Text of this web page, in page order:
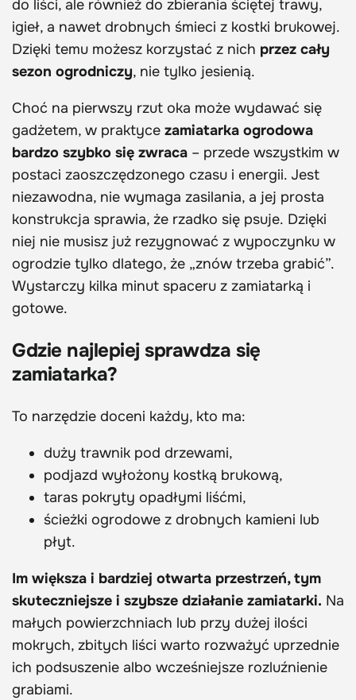
do liści, ale również do zbierania ściętej trawy,
igieł, a nawet drobnych śmieci z kostki brukowej.
Dzięki temu możesz korzystać z nich przez cały
sezon ogrodniczy, nie tylko jesienią.
Choć na pierwszy rzut oka może wydawać się
gadżetem, w praktyce zamiatarka ogrodowa
bardzo szybko się zwraca – przede wszystkim w
postaci zaoszczędzonego czasu i energii. Jest
niezawodna, nie wymaga zasilania, a jej prosta
konstrukcja sprawia, że rzadko się psuje. Dzięki
niej nie musisz już rezygnować z wypoczynku w
ogrodzie tylko dlatego, że „znów trzeba grabić”.
Wystarczy kilka minut spaceru z zamiatarką i
gotowe.
Gdzie najlepiej sprawdza się
zamiatarka?
To narzędzie doceni każdy, kto ma:
duży trawnik pod drzewami,
podjazd wyłożony kostką brukową,
taras pokryty opadłymi liśćmi,
ścieżki ogrodowe z drobnych kamieni lub
płyt.
Im większa i bardziej otwarta przestrzeń, tym
skuteczniejsze i szybsze działanie zamiatarki. Na
małych powierzchniach lub przy dużej ilości
mokrych, zbitych liści warto rozważyć uprzednie
ich podsuszenie albo wcześniejsze rozluźnienie
grabiami.